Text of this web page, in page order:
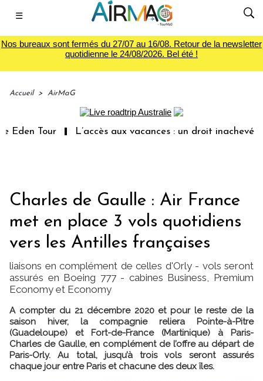
☰
Nos bureaux sont fermés du 27/07 au 16/08. Retour de la newsletter
quotidienne le 24/08/2026. Bel été !
Accueil > AirMaG
Tour L’accès aux vacances : un droit inachevé
Charles de Gaulle : Air France
met en place 3 vols quotidiens
vers les Antilles françaises
liaisons en complément de celles d'Orly - vols seront
assurés en Boeing 777 - cabines Business, Premium
Economy et Economy
A compter du 21 décembre 2020 et pour le reste de la
saison hiver, la compagnie reliera Pointe-à-Pitre
(Guadeloupe) et Fort-de-France (Martinique) à Paris-
Charles de Gaulle, en complément de l’offre au départ de
Paris-Orly. Au total, jusqu’à trois vols seront assurés
chaque jour entre Paris et chacune des deux îles.